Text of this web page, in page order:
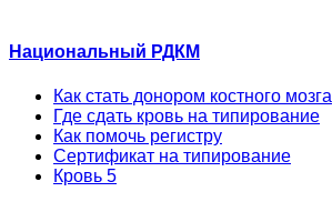
Национальный РДКМ
Как стать донором костного мозга
Где сдать кровь на типирование
Как помочь регистру
Сертификат на типирование
Кровь 5